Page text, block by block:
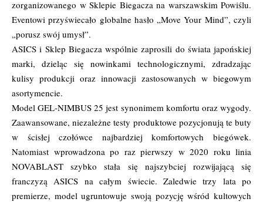
zorganizowanego w Sklepie Biegacza na warszawskim Powiślu.
Eventowi przyświecało globalne hasło „Move Your Mind”, czyli
„porusz swój umysł”.
ASICS i Sklep Biegacza wspólnie zaprosili do świata japońskiej
marki, dzieląc się nowinkami technologicznymi, zdradzając
kulisy produkcji oraz innowacji zastosowanych w biegowym
asortymencie.
Model GEL-NIMBUS 25 jest synonimem komfortu oraz wygody.
Zaawansowane, niezależne testy produktowe pozycjonują te buty
w ścisłej czołówce najbardziej komfortowych biegówek.
Natomiast wprowadzona po raz pierwszy w 2020 roku linia
NOVABLAST szybko stała się najszybciej rozwijającą się
franczyzą ASICS na całym świecie. Zaledwie trzy lata po
premierze, model ugruntowuje swoją pozycję wśród kultowych